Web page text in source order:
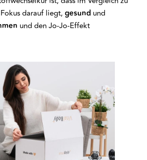
darauf liegt, gesund und
und den Jo-Jo-Effekt